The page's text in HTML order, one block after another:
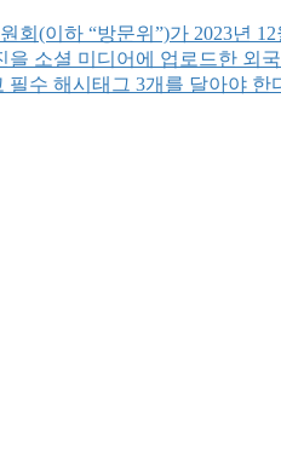
회(이하 “방문위”)가 2023년
을 소셜 미디어에 업로드한 외
필수 해시태그 3개를 달아야